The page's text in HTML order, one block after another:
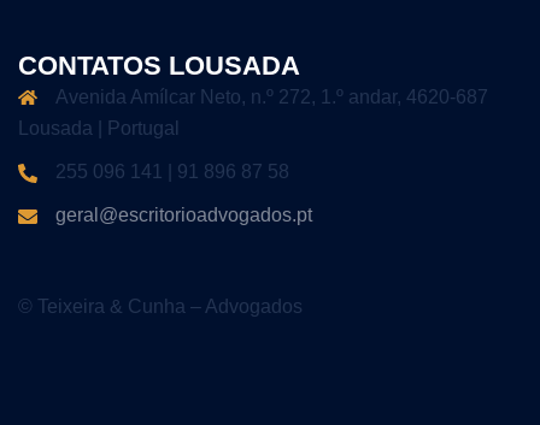
CONTATOS LOUSADA
Avenida Amílcar Neto, n.º 272, 1.º andar, 4620-687
Lousada | Portugal
255 096 141 | 91 896 87 58
geral@escritorioadvogados.pt
© Teixeira & Cunha – Advogados